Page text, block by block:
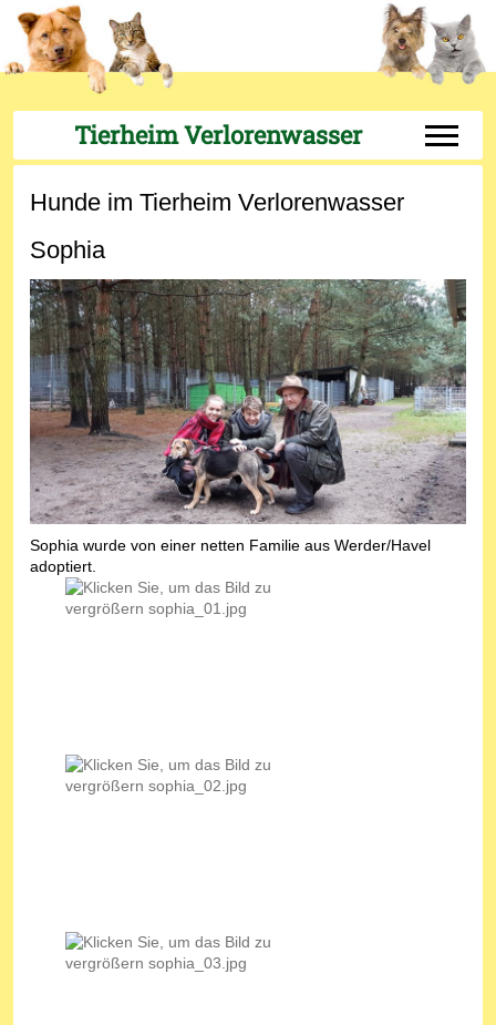
Tierheim Verlorenwasser Off-
Hunde im Tierheim Verlorenwasser
Sophia
Sophia wurde von einer netten Familie aus Werder/Havel
adoptiert.